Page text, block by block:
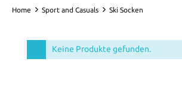
Home Sport and Casuals Ski Socken
Keine Produkte gefunden.